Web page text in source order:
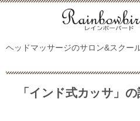
ヘッドマッサージのサロン&スクー
「インド式カッサ」